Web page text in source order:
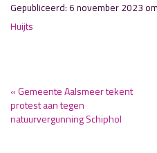
Gepubliceerd: 6 november 2023
Huijts
« Gemeente Aalsmeer tekent
protest aan tegen
natuurvergunning Schiphol